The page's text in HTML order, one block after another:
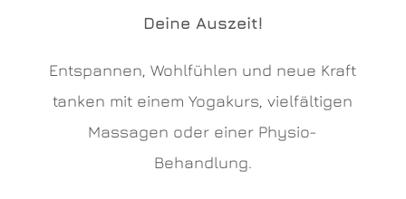
Deine Auszeit!
Entspannen, Wohlfühlen und neue Kraft
tanken mit einem Yogakurs, vielfältigen
Massagen oder einer Physio-
Behandlung.